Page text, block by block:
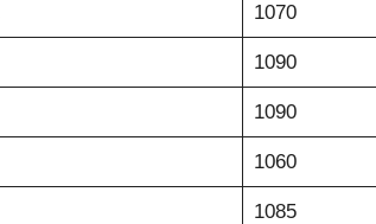
1070
1090
1090
1060
1085